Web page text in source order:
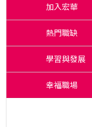
加入宏華
熱門職缺
學習與發展
幸福職場